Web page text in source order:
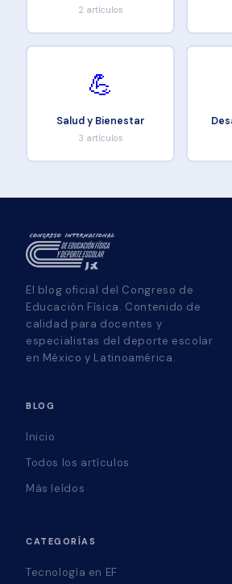
2 artículos
💪
Salud y Bienestar
3 artículos
El blog oficial del Congreso de
Educación Física. Contenido de
calidad para docentes y
especialistas del deporte escolar
en México y Latinoamérica.
BLOG
Inicio
Todos los artículos
Más leídos
CATEGORÍAS
Tecnología en EF